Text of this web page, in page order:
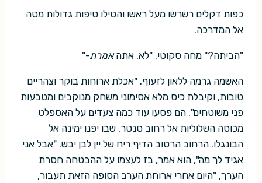
כפות דקלים רשרשו מעל ראשו והטילו טיפות גדולות מטה
אל המדרכה.
"הביתה?" מחה סקוטי. "לא, אתהאמרת-"
האשמה גרמה ללאון לזעוף. "אכלת ארוחות בוקר וצהריים
טובות, וקיבלת כיס מלא אסימוני משחק מנוקבים ומטבעות
פני משוטחים". הם פסעו עוד כמה צעדים על האספלט
מכוסה השלוליות אל רחוב סנטר, שבו יפנו ימינה אל
הבונגלו. הרחוב הרטוב הדיף ריח של יין לבן יבש. "אבל אני
אגיד לך מה", הוא אמר, בז לעצמו על ההבטחה חסרת
הערך, "היום אחרי ארוחת הערב הסופה הזאת תעבור,